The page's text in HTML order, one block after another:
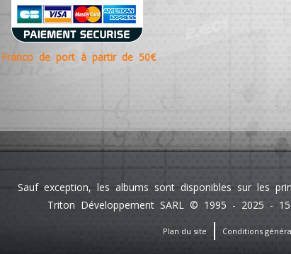
Franco de port à partir de 50€
Sauf exception, les albums sont disponibles sur les
Triton Développement SARL © 1995 - 2025 -
Plan du site Conditions